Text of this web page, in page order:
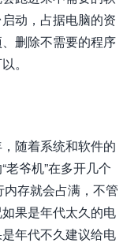
动，占据电脑的资
删除不需要的程序
。
随着系统和软件的
爷机”在多开几个
存就会占满，不管
果是年代太久的电
年代不久建议给电